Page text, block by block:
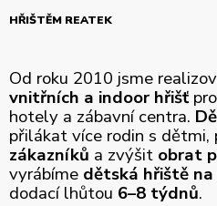
HŘIŠTĚM REATEK
Od roku 2010 jsme
vnitřních a indoor hřišť
hotely a zábavní centra.
přilákat více rodin s dětmi,
zákazníků a zvýšit obrat
vyrábíme dětská hřiště
dodací lhůtou 6–8 týdnů.